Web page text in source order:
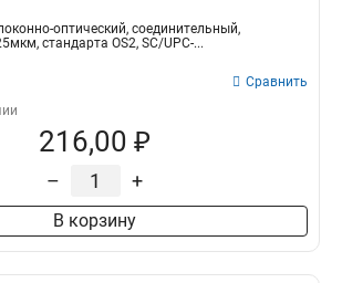
3м 13
оптический, соединительный,
стандарта OS2, SC/UPC-...
Сравнить
216,00 ₽
– +
В корзину